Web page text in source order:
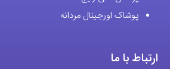
پوشاک اورجینال مردانه
ارتباط با ما